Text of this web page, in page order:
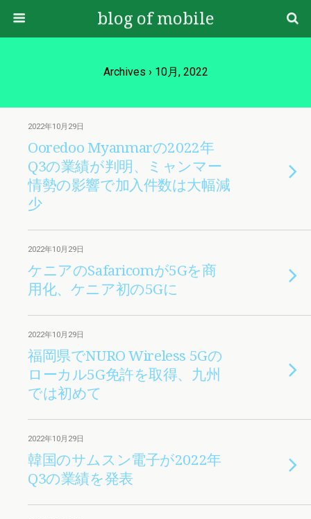
blog of mobile
Archives › 10月, 2022
2022年10月29日
Ooredoo Myanmarの2022年
Q3の業績が判明、ミャンマー
情勢の影響で加入件数は大幅減
少
2022年10月29日
ケニアのSafaricomが5Gを商
用化、ケニア初の5Gに
2022年10月29日
福岡県でNURO Wireless 5Gの
ローカル5G免許を取得、九州
では初めて
2022年10月29日
韓国のサムスン電子が2022年
Q3の業績を発表